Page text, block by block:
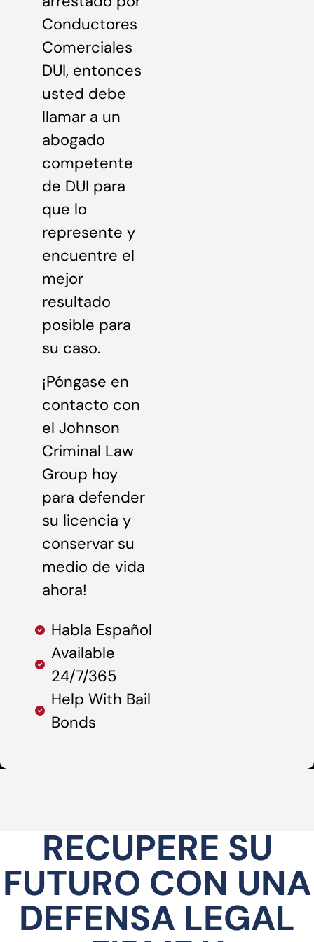
Conductores
Comerciales
DUI, entonces
usted debe
llamar a un
abogado
competente
de DUI para
que lo
represente y
encuentre el
mejor
resultado
posible para
su caso.
¡Póngase en
contacto con
el Johnson
Criminal Law
Group hoy
para defender
su licencia y
conservar su
medio de vida
ahora!
Habla Español
Available
24/7/365
Help With Bail
Bonds
RECUPERE SU
FUTURO CON UNA
DEFENSA LEGAL